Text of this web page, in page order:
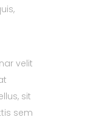
velit
sit
sem